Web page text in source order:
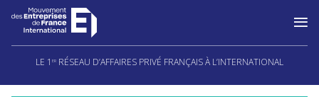
Aller
LE 1 ER RÉSEAU D’AFFAIRES PRIVÉ FRANÇAIS À L’INTERNATIONAL